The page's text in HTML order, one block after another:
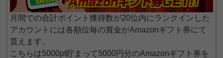
月間での合計ポイント獲得数が20位内にランクインした
アカウントには各順位毎の賞金がAmazonギフト券にて
貰えます。
こちらは5000pt貯まって5000円分のAmazonギフト券を